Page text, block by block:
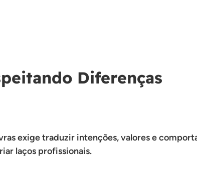
Diferenças
exige traduzir intenções, valores e
laços profissionais.